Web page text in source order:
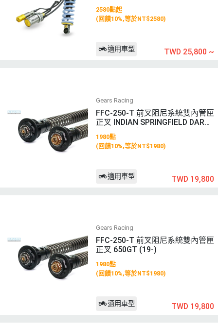
2580點起
(回饋10%,等於NT$2580)
適用車型 TWD 25,800 ~
Gears Racing
FFC-250-T 前叉阻尼系統雙內管匣
正叉 INDIAN SPRINGFIELD DARK
HORSE (19-)
1980點
(回饋10%,等於NT$1980)
適用車型 TWD 19,800
Gears Racing
FFC-250-T 前叉阻尼系統雙內管匣
正叉 650GT (19-)
1980點
(回饋10%,等於NT$1980)
適用車型 TWD 19,800